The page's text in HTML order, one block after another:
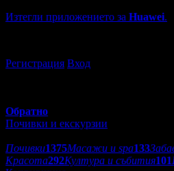
Изтегли приложението за Huawei.
Регистрация Вход
Обратно
Почивки и екскурзии
Почивки1375Масажи и spa133
Красота292Култура и събития101